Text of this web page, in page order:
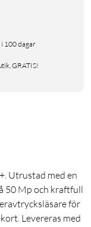
100 dagar
GRATIS!
Utrustad med en
50 Mp och kraftfull
för
Levereras med